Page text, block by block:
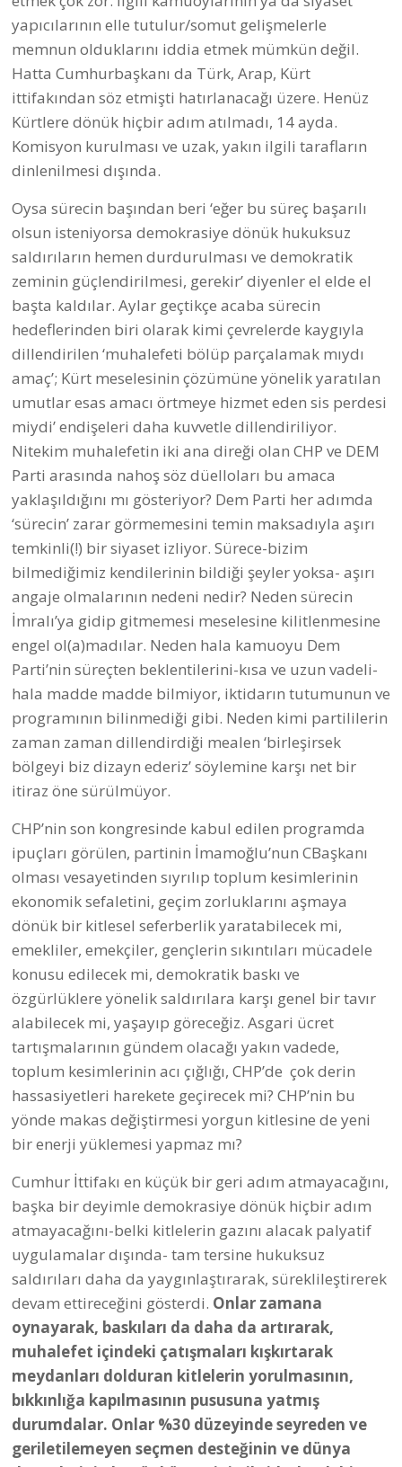
yapıcılarının elle tutulur/somut gelişmelerle
memnun olduklarını iddia etmek mümkün değil.
Hatta Cumhurbaşkanı da Türk, Arap, Kürt
ittifakından söz etmişti hatırlanacağı üzere. Henüz
Kürtlere dönük hiçbir adım atılmadı, 14 ayda.
Komisyon kurulması ve uzak, yakın ilgili tarafların
dinlenilmesi dışında.
Oysa sürecin başından beri ‘eğer bu süreç başarılı
olsun isteniyorsa demokrasiye dönük hukuksuz
saldırıların hemen durdurulması ve demokratik
zeminin güçlendirilmesi, gerekir’ diyenler el elde el
başta kaldılar. Aylar geçtikçe acaba sürecin
hedeflerinden biri olarak kimi çevrelerde kaygıyla
dillendirilen ‘muhalefeti bölüp parçalamak mıydı
amaç’; Kürt meselesinin çözümüne yönelik yaratılan
umutlar esas amacı örtmeye hizmet eden sis perdesi
miydi’ endişeleri daha kuvvetle dillendiriliyor.
Nitekim muhalefetin iki ana direği olan CHP ve DEM
Parti arasında nahoş söz düelloları bu amaca
yaklaşıldığını mı gösteriyor? Dem Parti her adımda
‘sürecin’ zarar görmemesini temin maksadıyla aşırı
temkinli(!) bir siyaset izliyor. Sürece-bizim
bilmediğimiz kendilerinin bildiği şeyler yoksa- aşırı
angaje olmalarının nedeni nedir? Neden sürecin
İmralı’ya gidip gitmemesi meselesine kilitlenmesine
engel ol(a)madılar. Neden hala kamuoyu Dem
Parti’nin süreçten beklentilerini-kısa ve uzun vadeli-
hala madde madde bilmiyor, iktidarın tutumunun ve
programının bilinmediği gibi. Neden kimi partililerin
zaman zaman dillendirdiği mealen ‘birleşirsek
bölgeyi biz dizayn ederiz’ söylemine karşı net bir
itiraz öne sürülmüyor.
CHP’nin son kongresinde kabul edilen programda
ipuçları görülen, partinin İmamoğlu’nun CBaşkanı
olması vesayetinden sıyrılıp toplum kesimlerinin
ekonomik sefaletini, geçim zorluklarını aşmaya
dönük bir kitlesel seferberlik yaratabilecek mi,
emekliler, emekçiler, gençlerin sıkıntıları mücadele
konusu edilecek mi, demokratik baskı ve
özgürlüklere yönelik saldırılara karşı genel bir tavır
alabilecek mi, yaşayıp göreceğiz. Asgari ücret
tartışmalarının gündem olacağı yakın vadede,
toplum kesimlerinin acı çığlığı, CHP’de çok derin
hassasiyetleri harekete geçirecek mi? CHP’nin bu
yönde makas değiştirmesi yorgun kitlesine de yeni
bir enerji yüklemesi yapmaz mı?
Cumhur İttifakı en küçük bir geri adım atmayacağını,
başka bir deyimle demokrasiye dönük hiçbir adım
atmayacağını-belki kitlelerin gazını alacak palyatif
uygulamalar dışında- tam tersine hukuksuz
saldırıları daha da yaygınlaştırarak, süreklileştirerek
devam ettireceğini gösterdi. Onlar zamana
oynayarak, baskıları da daha da artırarak,
muhalefet içindeki çatışmaları kışkırtarak
meydanları dolduran kitlelerin yorulmasının,
bıkkınlığa kapılmasının pususuna yatmış
durumdalar. Onlar %30 düzeyinde seyreden ve
geriletilemeyen seçmen desteğinin ve dünya